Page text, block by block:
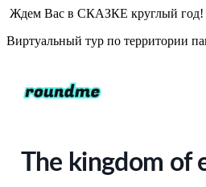
Ждем Вас в СКАЗКЕ круглый год!
Виртуальный тур по территории